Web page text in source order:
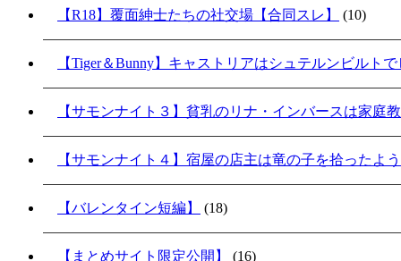
【R18】覆面紳士たちの社交場【合同スレ】 (10)
【Tiger＆Bunny】キャストリアはシュテルンビルト
【サモンナイト３】貧乳のリナ・インバースは家庭
【サモンナイト４】宿屋の店主は竜の子を拾ったよ
【バレンタイン短編】 (18)
【まとめサイト限定公開】 (16)